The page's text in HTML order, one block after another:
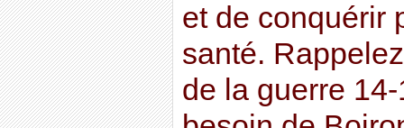
et de conquérir
santé.
de la guerre